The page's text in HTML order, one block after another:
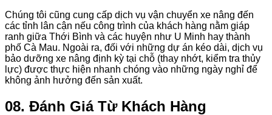
Chúng tôi cũng cung cấp dịch vụ vận chuyển xe nâng đến
các tỉnh lân cận nếu công trình của khách hàng nằm giáp
ranh giữa Thới Bình và các huyện như U Minh hay thành
phố Cà Mau. Ngoài ra, đối với những dự án kéo dài, dịch vụ
bảo dưỡng xe nâng định kỳ tại chỗ (thay nhớt, kiểm tra thủy
lực) được thực hiện nhanh chóng vào những ngày nghỉ để
không ảnh hưởng đến sản xuất.
08. Đánh Giá Từ Khách Hàng